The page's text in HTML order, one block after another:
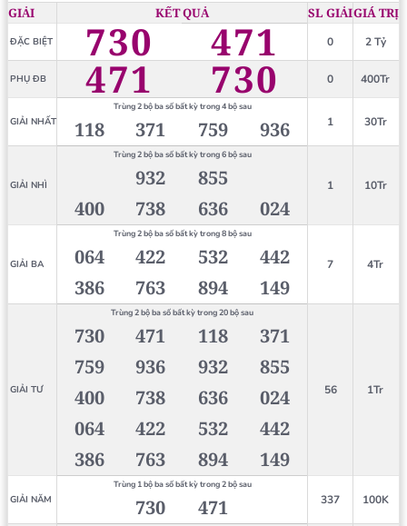
GIẢI KẾT QUẢ SL GIẢIGIÁ TRỊ
ĐẶC BIỆT 730 471 0 2 Tỷ
PHỤ ĐB 471 730 0 400Tr
GIẢI NHẤT
Trùng 2 bộ ba số bất kỳ trong 4 bộ sau
1 30Tr
118 371 759 936
GIẢI NHÌ
Trùng 2 bộ ba số bất kỳ trong 6 bộ sau
1 10Tr
932
855
400
738 636 024
GIẢI BA
Trùng 2 bộ ba số bất kỳ trong 8 bộ sau
7 4Tr
064 422 532
442
386
763 894 149
GIẢI TƯ
Trùng 2 bộ ba số bất kỳ trong 20 bộ sau
56 1Tr
730 471 118
371
759
936 932
855
400
738 636
024
064
422 532
442
386
763 894 149
GIẢI NĂM
Trùng 1 bộ ba số bất kỳ trong 2 bộ sau
337 100K
730 471